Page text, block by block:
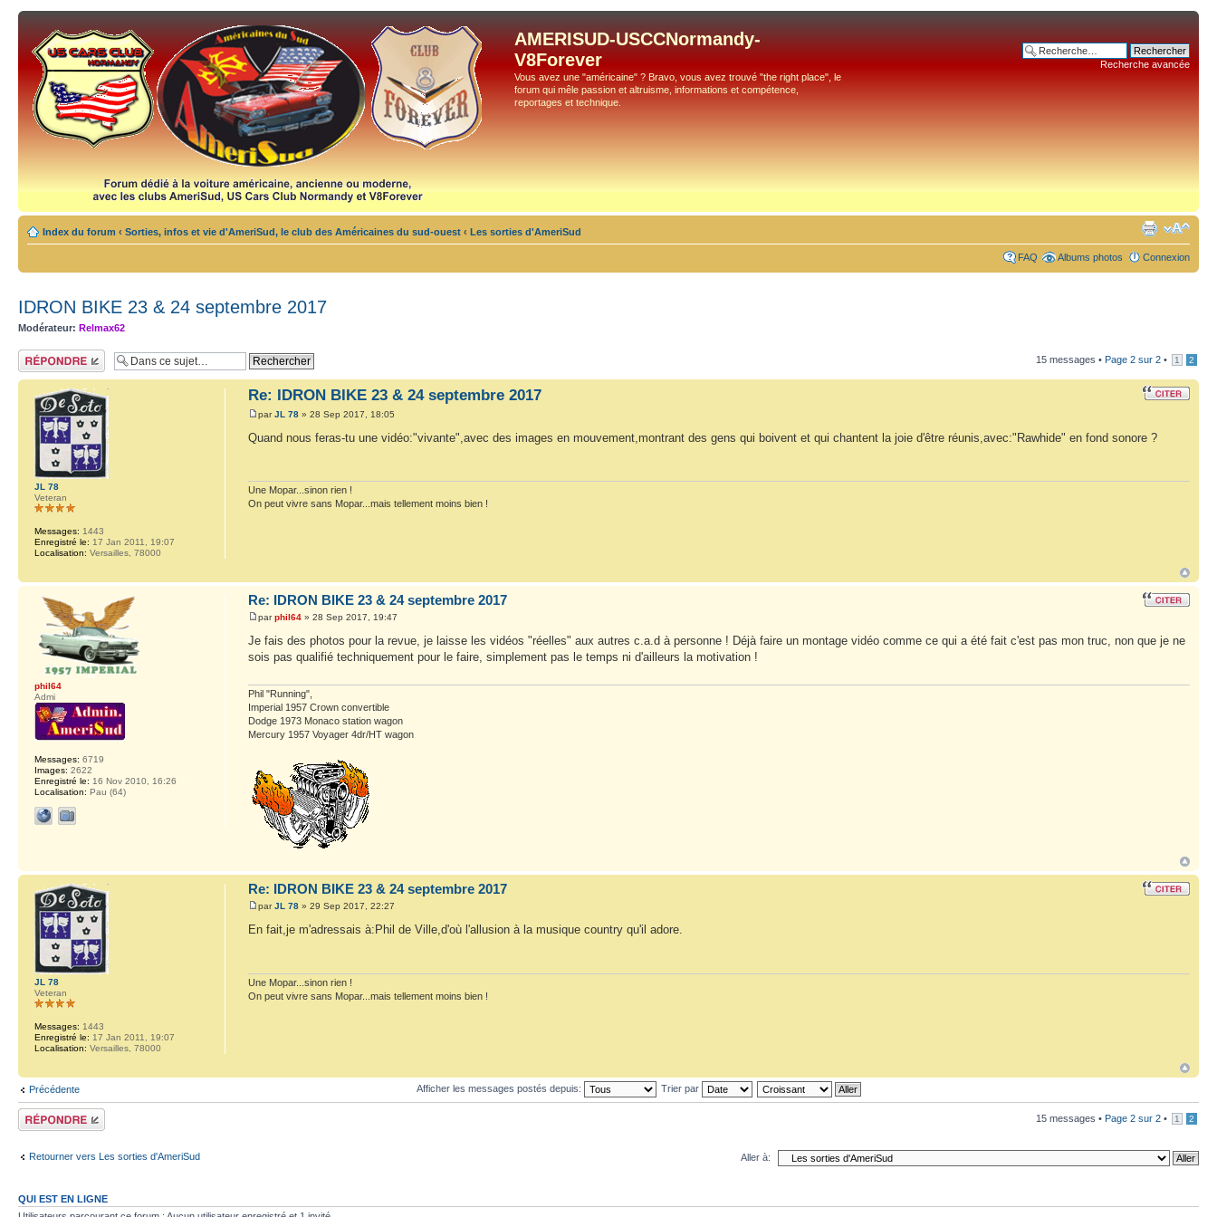
AMERISUD-USCCNormandy-
V8Forever
Vous avez une "américaine" ? Bravo, vous avez trouvé "the right place", le
forum qui mêle passion et altruisme, informations et compétence,
reportages et technique.
Recherche avancée
Index du forum ‹ Sorties, infos et vie d'AmeriSud, le club des Américaines du sud-ouest ‹ Les sorties d'AmeriSud
FAQ Albums photos Connexion
IDRON BIKE 23 & 24 septembre 2017
Modérateur: Relmax62
Répondre 15 messages • Page 2 sur 2 • 1 2
Re: IDRON BIKE 23 & 24 septembre 2017
parJL 78» 28 Sep 2017, 18:05
Quand nous feras-tu une vidéo:"vivante",avec des images en mouvement,montrant des gens qui boivent et qui chantent la joie d'être réunis,avec:"Rawhide" en fond sonore ?
Une Mopar...sinon rien !
On peut vivre sans Mopar...mais tellement moins bien !
JL 78
Veteran
Messages: 1443
Enregistré le: 17 Jan 2011, 19:07
Localisation: Versailles, 78000
Re: IDRON BIKE 23 & 24 septembre 2017
parphil64» 28 Sep 2017, 19:47
Je fais des photos pour la revue, je laisse les vidéos "réelles" aux autres c.a.d à personne ! Déjà faire un montage vidéo comme ce qui a été fait c'est pas mon truc, non que je ne
sois pas qualifié techniquement pour le faire, simplement pas le temps ni d'ailleurs la motivation !
Phil "Running",
Imperial 1957 Crown convertible
Dodge 1973 Monaco station wagon
Mercury 1957 Voyager 4dr/HT wagon
phil64
Admi
Messages: 6719
Images: 2622
Enregistré le: 16 Nov 2010, 16:26
Localisation: Pau (64)
Re: IDRON BIKE 23 & 24 septembre 2017
parJL 78» 29 Sep 2017, 22:27
En fait,je m'adressais à:Phil de Ville,d'où l'allusion à la musique country qu'il adore.
Une Mopar...sinon rien !
On peut vivre sans Mopar...mais tellement moins bien !
JL 78
Veteran
Messages: 1443
Enregistré le: 17 Jan 2011, 19:07
Localisation: Versailles, 78000
Précédente Afficher les messages postés depuis: Trier par
Répondre 15 messages • Page 2 sur 2 • 1 2
Retourner vers Les sorties d'AmeriSud Aller à:
QUI EST EN LIGNE